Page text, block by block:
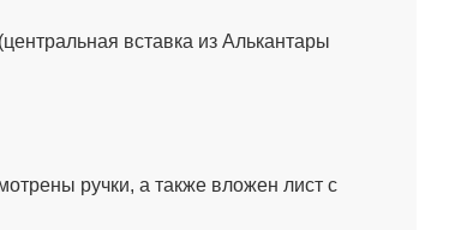
вставка из Алькантары
ручки, а также вложен лист с